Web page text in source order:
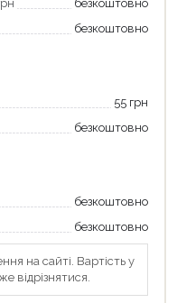
безкоштовно
безкоштовно
55 грн
безкоштовно
безкоштовно
безкоштовно
на сайті. Вартість у
відрізнятися.